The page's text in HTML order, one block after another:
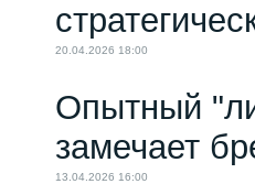
20.04.2026 18:00
Опытный
замечает
13.04.2026 16:00